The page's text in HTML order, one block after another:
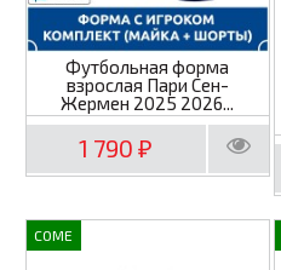
Футбольная форма
взрослая Пари Сен-
Жермен 2025 2026...
1 790₽
COME